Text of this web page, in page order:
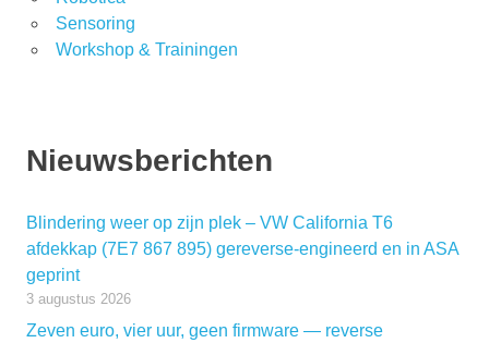
Sensoring
Workshop & Trainingen
Nieuwsberichten
Blindering weer op zijn plek – VW California T6
afdekkap (7E7 867 895) gereverse-engineerd en in ASA
geprint
3 augustus 2026
Zeven euro, vier uur, geen firmware — reverse